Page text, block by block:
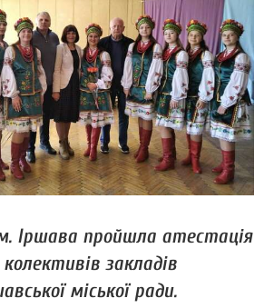
Іршава пройшла атестація
закладів
міської ради.